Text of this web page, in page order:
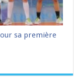
sa première